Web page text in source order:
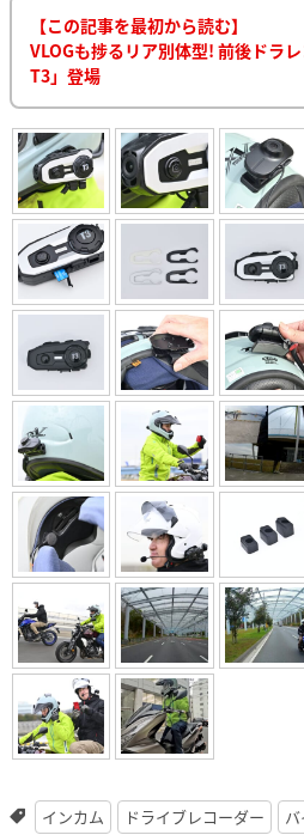
【この記事を最初から読む】
VLOGも捗るリア別体型! 前後ドラ
T3」登場
インカム ドライブレコーダー